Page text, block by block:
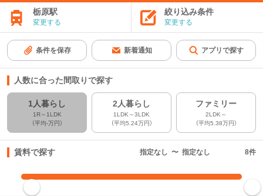
栃原駅
変更する
絞り込み条件
変更する
条件を保存 新着通知 アプリで探す
人数に合った間取りで探す
1人暮らし
1R～1LDK
（平均-万円）
2人暮らし
1LDK～3LDK
（平均5.24万円）
ファミリー
2LDK～
（平均5.38万円）
賃料で探す 指定なし 〜 指定なし 8件